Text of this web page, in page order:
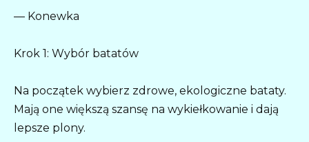
— Konewka
Krok 1: Wybór batatów
Na początek wybierz zdrowe, ekologiczne bataty.
Mają one większą szansę na wykiełkowanie i dają
lepsze plony.